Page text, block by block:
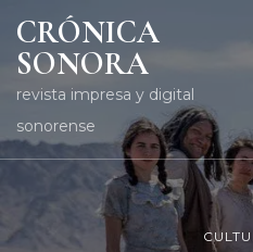
CRÓNICA
SONORA
revista impresa y digital
sonorense